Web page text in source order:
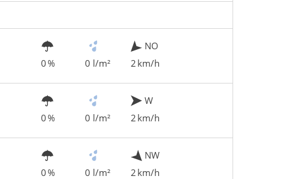
0 % 0 l/m²
NO
2 km/h
0 % 0 l/m²
W
2 km/h
0 % 0 l/m²
NW
2 km/h